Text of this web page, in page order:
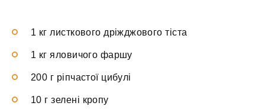
1 кг листкового дріжджового тіста
1 кг яловичого фаршу
200 г ріпчастої цибулі
10 г зелені кропу